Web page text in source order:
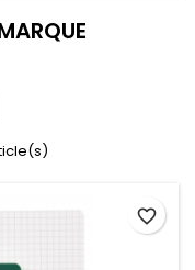
favorite_border